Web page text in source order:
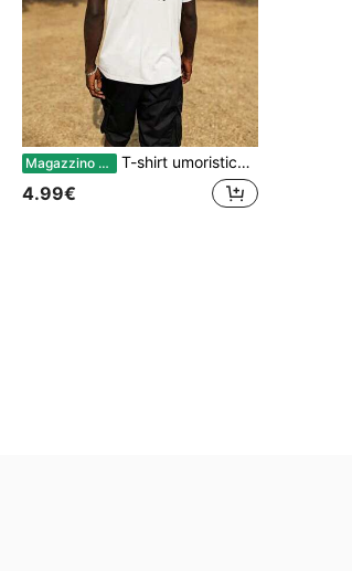
Magazzino EU T-shirt umoristica "La mia moglie è più sexy di te" per mariti, T-shirt da uomo "Fidanzata sexy", T-shirt umoristica "Amo la mia fidanzata"
4.99€